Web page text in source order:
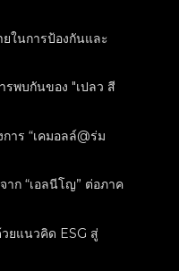
ในการป้องกันและ
รพบกันของ "เปลว สี
าร “เคมอลล์@ร่ม
ก “เอลนีโญ” ต่อภาค
ยแนวคิด ESG สู่